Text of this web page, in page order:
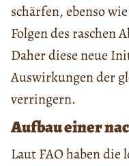
schärfen, ebenso
Folgen des raschen
Daher diese neue
Auswirkungen der
verringern.
Aufbau einer
Laut FAO haben die